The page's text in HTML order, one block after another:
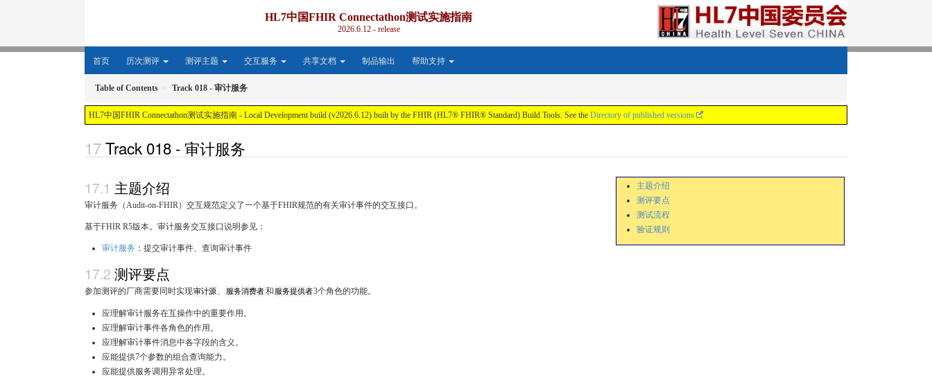
HL7中国FHIR Connectathon测试实施指南
2026.6.12 - release
首页 历次测评 测评主题 交互服务 共享文档 制品输出 帮助支持
Table of Contents Track 018 - 审计服务
HL7中国FHIR Connectathon测试实施指南 - Local Development build (v2026.6.12) built by the FHIR (HL7® FHIR® Standard) Build Tools. See the Directory of published versions
Track 018 - 审计服务
主题介绍
测评要点
测试流程
验证规则
主题介绍
审计服务（Audit-on-FHIR）交互规范定义了一个基于FHIR规范的有关审计事件的交互接口。
基于FHIR R5版本。审计服务交互接口说明参见：
审计服务 ：提交审计事件、查询审计事件
测评要点
参加测评的厂商需要同时实现审计源、 服务消费者和 服务提供者3个角色的功能。
应理解审计服务在互操作中的重要作用。
应理解审计事件各角色的作用。
应理解审计事件消息中各字段的含义。
应能提供7个参数的组合查询能力。
应能提供服务调用异常处理。